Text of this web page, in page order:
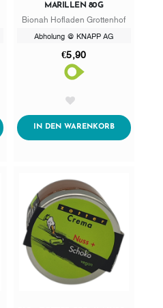
ARILLEN 80G
Bionah Hofladen Grottenhof
Abholung @ KNAPP AG
€5,90
IN DEN WARENKORBADDTOCART